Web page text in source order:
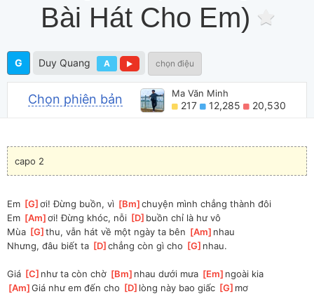
Bài Hát Cho Em)
G Duy Quang A chọn điệu
Chọn phiên bản Ma Văn Minh
217 12,285 20,530
capo 2
Em [G ]
ơi! Đừng buồn, vì [Bm ]
chuyện mình chẳng thành đôi
Em [Am ]
ơi! Đừng khóc, nỗi [D ]buồn chỉ là hư vô
Mùa [G ]thu, vẫn hát về một ngày ta bên [Am ]nhau
Nhưng, đâu biết ta [D ]
chẳng còn gì cho [G ]nhau.
Giá [C ]như ta còn chờ [Bm ]nhau dưới mưa [Em ]ngoài kia
[Am ]
Giá như em đến cho [D ]lòng này bao giấc [G ]mơ